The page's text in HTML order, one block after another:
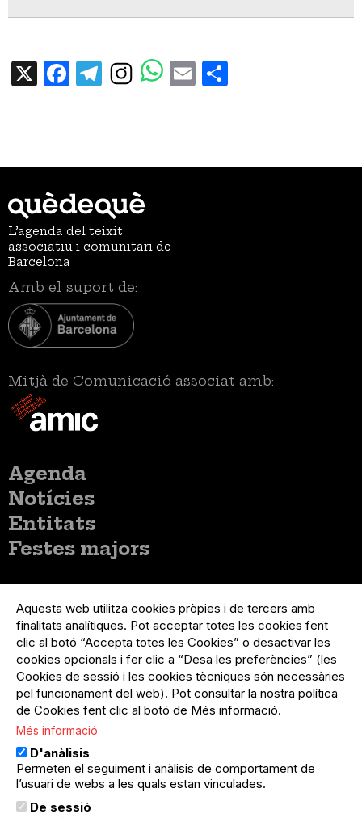
X Facebook
TelegramEmail
L’agenda del teixit
associatiu i comunitari de
Barcelona
Amb el suport de:
Mitjà de Comunicació associat amb:
Menú
principal
Agenda
Notícies
Entitats
Festes majors
del
compte
d'usuari
Menú
usuari
no
loggat
Registre organització
Menú
Peu
Sobre el projecte
Preguntes freqüents
Contacte
Menú
Legal
Política de privacitat
Avís legal
Política de cookies
El Quèdequè no es fa responsable de les activitats
Aquesta web utilitza cookies pròpies i de tercers amb
finalitats analítiques. Pot acceptar totes les cookies fent
clic al botó “Accepta totes les Cookies” o desactivar les
cookies opcionals i fer clic a “Desa les preferències” (les
Cookies de sessió i les cookies tècniques són necessàries
pel funcionament del web). Pot consultar la nostra política
de Cookies fent clic al botó de Més informació.
Més informació
D'anàlisis
Permeten el seguiment i anàlisis de comportament de
l’usuari de webs a les quals estan vinculades.
De sessió